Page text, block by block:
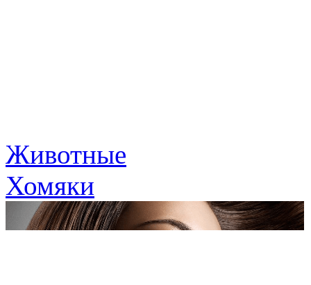
Животные
Хомяки